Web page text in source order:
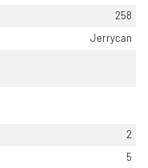
258
Jerrycan
2
5